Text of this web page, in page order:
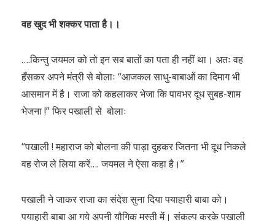
वह खुद भी शक्कर पाता है।।
….किन्तु जयमल को तो इन सब बातों का पता ही नहीं था। अतः वह
हँसकर अपने मंत्री से बोलाः “आजकल साधु-बाबाओं का दिमाग भी
आसमान में है। राजा को कहलाकर भेजा कि पावभर दूध सुबह-शाम
भेजना !” फिर पखाली से बोलाः
“पखाली ! महाराज को बोलना की पाड़ा दुहकर जितना भी दूध निकले
वह रोज ले लिया करें…. जयमल ने ऐसा कहा है।”
पखाली ने जाकर राजा का संदेश सुना दिया पयाहारी बाबा को।
पयाहारी बाबा आ गये अपनी यौगिक मस्ती में। संकल्प करके पखाली